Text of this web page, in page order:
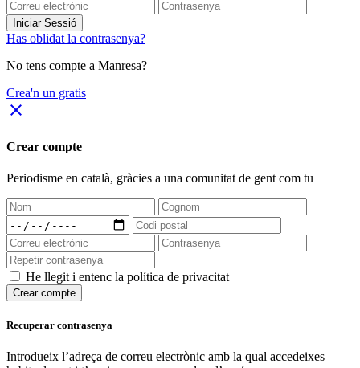
Iniciar Sessió
Has oblidat la contrasenya?
No tens compte a Manresa?
Crea'n un gratis
close
Crear compte
Periodisme en català, gràcies a una comunitat de gent com tu
He llegit i entenc la política de privacitat
Crear compte
Recuperar contrasenya
Introdueix l’adreça de correu electrònic amb la qual accedeixes